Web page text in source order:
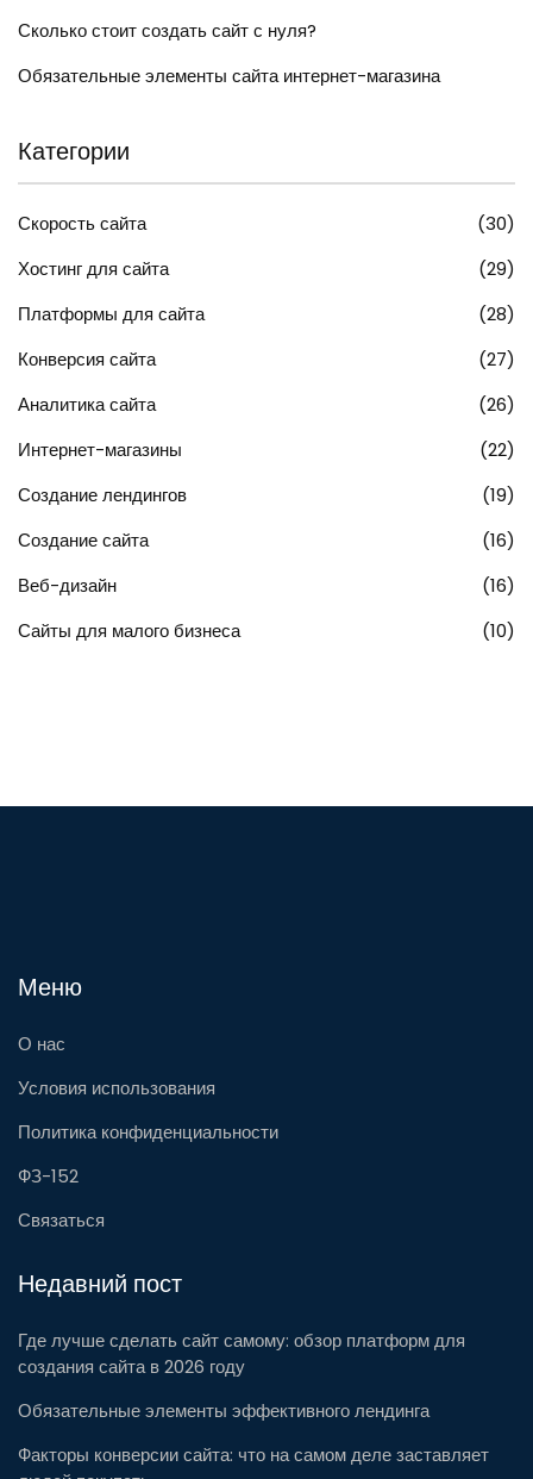
Сколько стоит создать сайт с нуля?
Обязательные элементы сайта интернет-магазина
Категории
Скорость сайта
(30)
Хостинг для сайта
(29)
Платформы для сайта
(28)
Конверсия сайта
(27)
Аналитика сайта
(26)
Интернет-магазины
(22)
Создание лендингов
(19)
Создание сайта
(16)
Веб-дизайн
(16)
Сайты для малого бизнеса
(10)
Меню
О нас
Условия использования
Политика конфиденциальности
ФЗ-152
Связаться
Недавний пост
Где лучше сделать сайт самому: обзор платформ для
создания сайта в 2026 году
Обязательные элементы эффективного лендинга
Факторы конверсии сайта: что на самом деле заставляет